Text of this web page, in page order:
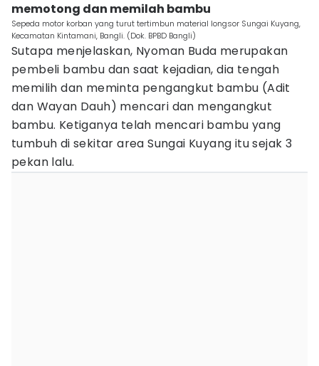
memotong dan memilah bambu
Sepeda motor korban yang turut tertimbun material longsor Sungai Kuyang,
Kecamatan Kintamani, Bangli. (Dok. BPBD Bangli)
Sutapa menjelaskan, Nyoman Buda merupakan
pembeli bambu dan saat kejadian, dia tengah
memilih dan meminta pengangkut bambu (Adit
dan Wayan Dauh) mencari dan mengangkut
bambu. Ketiganya telah mencari bambu yang
tumbuh di sekitar area Sungai Kuyang itu sejak 3
pekan lalu.